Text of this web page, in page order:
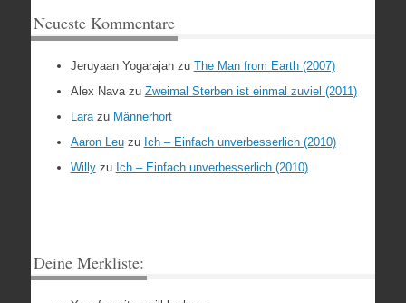
Neueste Kommentare
Jeruyaan Yogarajahzu The Man from Earth (2007)
Alex Navazu Zweimal Sterben ist einmal zuviel (2011)
Larazu Männerhort
Aaron Leuzu Ich – Einfach unverbesserlich (2010)
Willyzu Ich – Einfach unverbesserlich (2010)
Deine Merkliste: